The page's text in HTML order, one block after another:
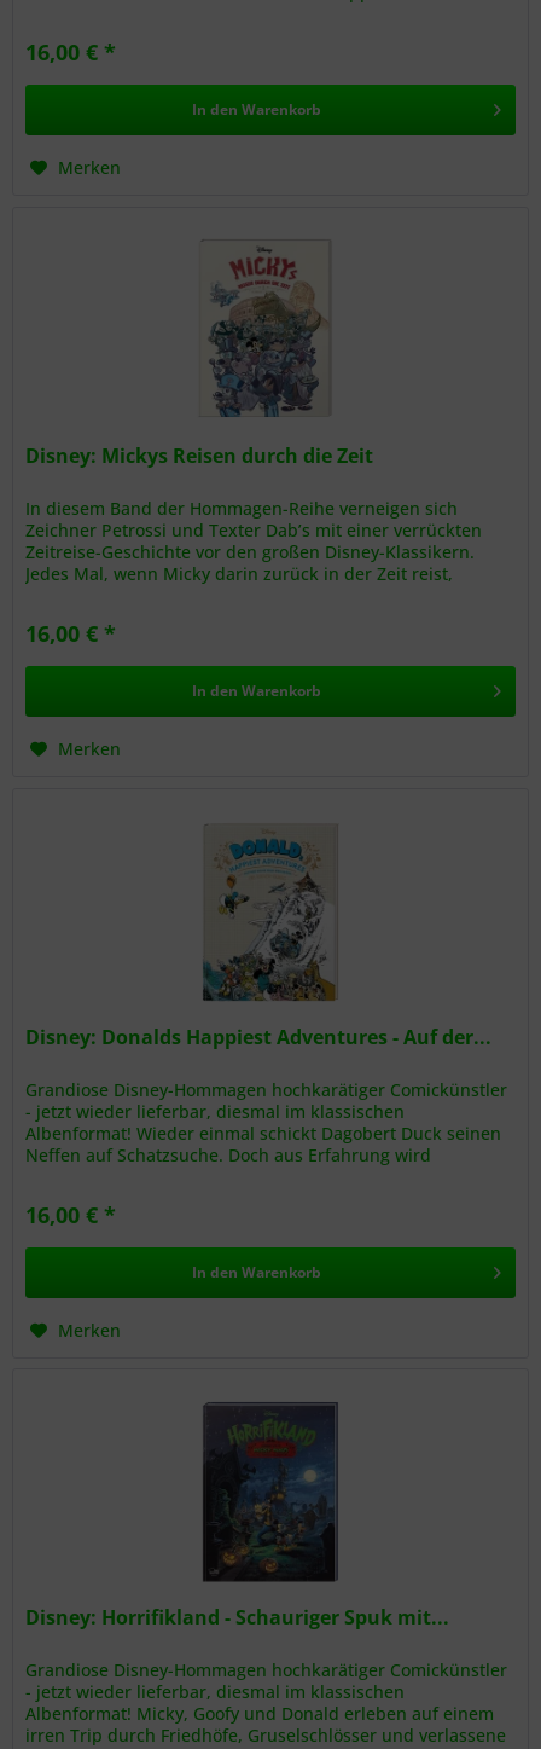
16,00 € *
In den Warenkorb
Merken
Disney: Mickys Reisen durch die Zeit
In diesem Band der Hommagen-Reihe verneigen sich
Zeichner Petrossi und Texter Dab’s mit einer verrückten
Zeitreise-Geschichte vor den großen Disney-Klassikern.
Jedes Mal, wenn Micky darin zurück in der Zeit reist,
16,00 € *
In den Warenkorb
Merken
Disney: Donalds Happiest Adventures - Auf der...
Grandiose Disney-Hommagen hochkarätiger Comickünstler
- jetzt wieder lieferbar, diesmal im klassischen
Albenformat! Wieder einmal schickt Dagobert Duck seinen
Neffen auf Schatzsuche. Doch aus Erfahrung wird
16,00 € *
In den Warenkorb
Merken
Disney: Horrifikland - Schauriger Spuk mit...
Grandiose Disney-Hommagen hochkarätiger Comickünstler
- jetzt wieder lieferbar, diesmal im klassischen
Albenformat! Micky, Goofy und Donald erleben auf einem
irren Trip durch Friedhöfe, Gruselschlösser und verlassene